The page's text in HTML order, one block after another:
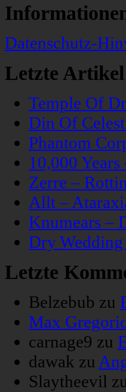
Datenschutz-
Letzte Artikel
Temple Of
Din Of
Phantom
10,000
Zerre –
Allt –
Knumears –
Dry
Letzte
Belzebub zu
Max
carnage9 zu
dawak zu
Slaytheevil zu